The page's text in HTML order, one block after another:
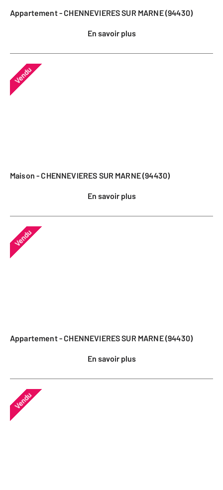
Appartement - CHENNEVIERES SUR MARNE (94430)
En savoir plus
Vendu
Maison - CHENNEVIERES SUR MARNE (94430)
En savoir plus
Vendu
Appartement - CHENNEVIERES SUR MARNE (94430)
En savoir plus
Vendu